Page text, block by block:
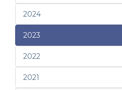
2024
2023
2022
2021